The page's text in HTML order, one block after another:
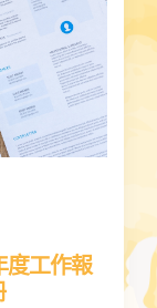
度工作報